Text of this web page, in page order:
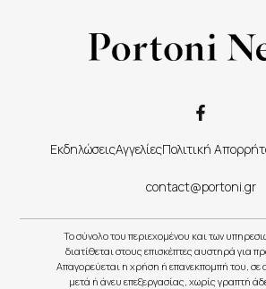
ΕκδηλώσειςΑγγελίεςΠολιτική
contact@portoni.gr
Το σύνολο του περιεχομένου και των
διατίθεται στους επισκέπτες αυστηρά για
Απαγορεύεται η χρήση ή επανεκπομπή του, σε
μετά ή άνευ επεξεργασίας, χωρίς γραπτή